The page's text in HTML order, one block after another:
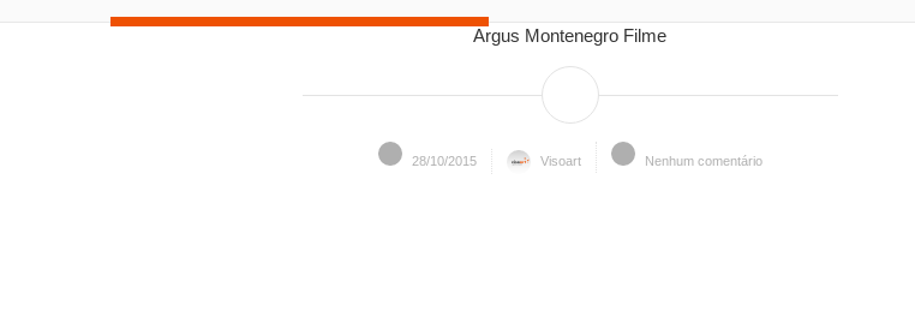
Argus Montenegro Filme
28/10/2015 Visoart Nenhum comentário